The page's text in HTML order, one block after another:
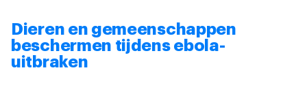
Dieren en gemeenschappen
beschermen tijdens ebola-
uitbraken